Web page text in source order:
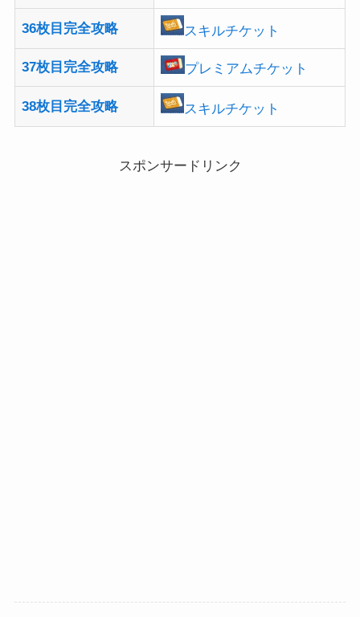
36枚目完全攻略 スキルチケット
37枚目完全攻略 プレミアムチケット
38枚目完全攻略 スキルチケット
スポンサードリンク